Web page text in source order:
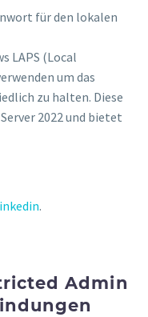
für den lokalen
LAPS (Local
um das
zu halten. Diese
2022 und bietet
.
Admin